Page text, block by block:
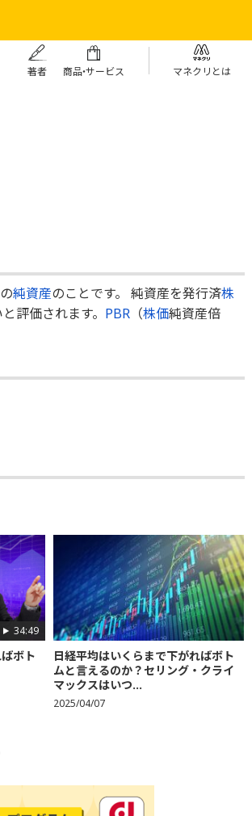
著者 商品・サービス マネクリとは
純資産のことです。 純資産を発行済株
評価されます。 PBR（株価純資産倍
34:49
ボト
日経平均はいくらまで下がればボト
ムと言えるのか？セリング・クライ
マックスはいつ...
2025/04/07